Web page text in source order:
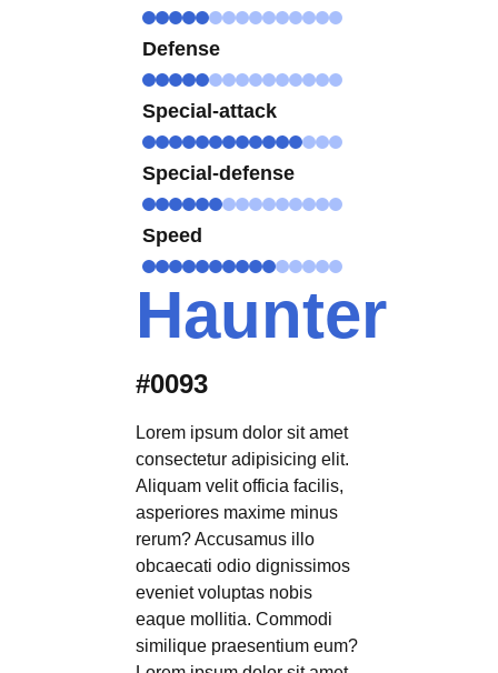
Defense
Special-attack
Special-defense
Speed
Haunter
#0093
Lorem ipsum dolor sit amet
consectetur adipisicing elit.
Aliquam velit officia facilis,
asperiores maxime minus
rerum? Accusamus illo
obcaecati odio dignissimos
eveniet voluptas nobis
eaque mollitia. Commodi
similique praesentium eum?